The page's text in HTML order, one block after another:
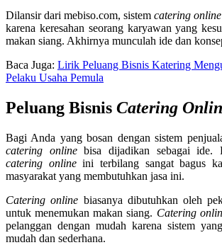
Dilansir dari mebiso.com, sistem catering online
karena keresahan seorang karyawan yang
makan siang. Akhirnya munculah ide dan
Baca Juga: Lirik Peluang Bisnis Katering
Pelaku Usaha Pemula
Peluang Bisnis Catering
Bagi Anda yang bosan dengan sistem
catering onlinebisa dijadikan sebagai ide.
catering onlineini terbilang sangat bagus
masyarakat yang membutuhkan jasa ini.
Catering online biasanya dibutuhkan oleh
untuk menemukan makan siang. Catering
pelanggan dengan mudah karena sistem
mudah dan sederhana.